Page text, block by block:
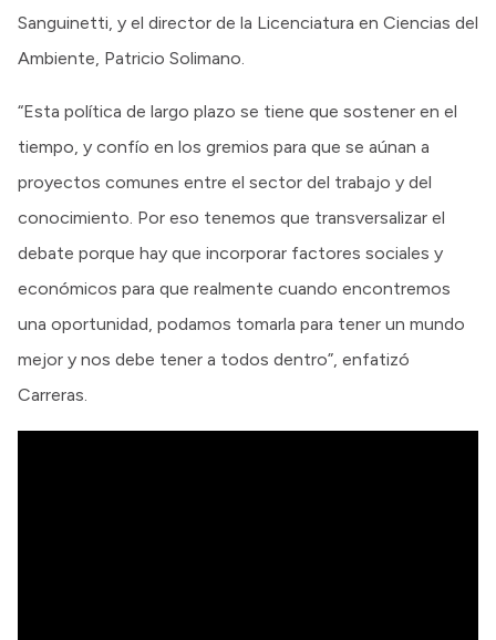
Sanguinetti, y el director de la Licenciatura en Ciencias del
Ambiente, Patricio Solimano.
“Esta política de largo plazo se tiene que sostener en el
tiempo, y confío en los gremios para que se aúnan a
proyectos comunes entre el sector del trabajo y del
conocimiento. Por eso tenemos que transversalizar el
debate porque hay que incorporar factores sociales y
económicos para que realmente cuando encontremos
una oportunidad, podamos tomarla para tener un mundo
mejor y nos debe tener a todos dentro”, enfatizó
Carreras.